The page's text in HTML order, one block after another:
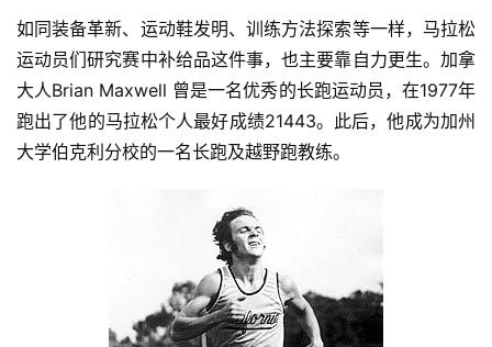
如同装备革新、运动鞋发明、训练方法探索等一样，马拉松
运动员们研究赛中补给品这件事，也主要靠自力更生。加拿
大人Brian Maxwell 曾是一名优秀的长跑运动员，在1977年
跑出了他的马拉松个人最好成绩21443。此后，他成为加州
大学伯克利分校的一名长跑及越野跑教练。